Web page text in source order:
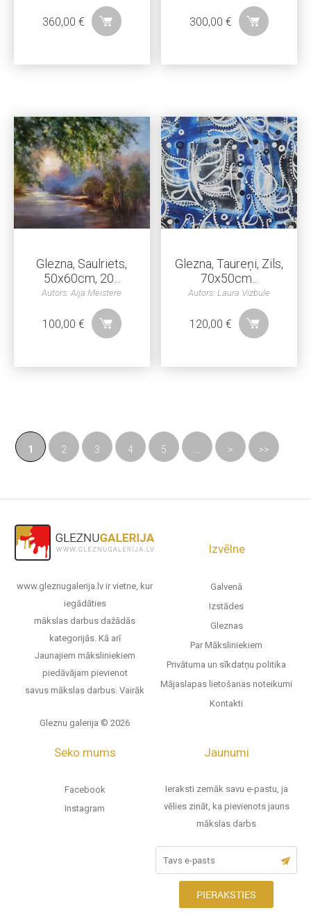
360,00 € 300,00€
Glezna, Saulriets,
50x60cm, 20...
Autors: Aija Meistere
100,00 €
Glezna, Taureņi, Zils,
70x50cm...
Autors: Laura Vizbule
120,00€
1 2 3 4 5 > >>
www.gleznugalerija.lv ir vietne, kur
iegādāties
mākslas darbus dažādās
kategorijās. Kā arī
Jaunajiem māksliniekiem
piedāvājam pievienot
savus mākslas darbus. Vairāk
Gleznu galerija © 2026
Izvēlne
Galvenā
Izstādes
Gleznas
Par Māksliniekiem
Privātuma un sīkdatņu politika
Mājaslapas lietošanas noteikumi
Kontakti
Seko mums
Facebook
Instagram
Jaunumi
Ieraksti zemāk savu e-pastu, ja
vēlies zināt, ka pievienots jauns
mākslas darbs